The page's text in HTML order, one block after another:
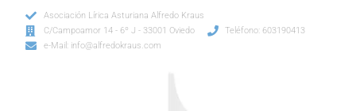
Asociación Lírica Asturiana Alfredo Kraus
C/Campoamor 14 - 6º J - 33001 Oviedo
Teléfono: 603190413
e-Mail: info@alfredokraus.com